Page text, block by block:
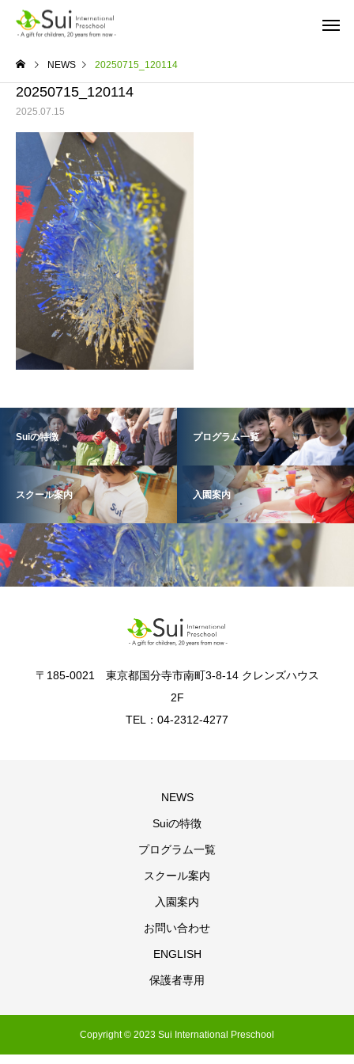
NEWS 20250715_120114
20250715_120114
2025.07.15
Suiの特徴 プログラム一覧
スクール案内 入園案内
〒185-0021 東京都国分寺市南町3-8-14 クレンズハウス
2F
TEL：04-2312-4277
NEWS
Suiの特徴
プログラム一覧
スクール案内
入園案内
お問い合わせ
ENGLISH
保護者専用
Copyright © 2023 Sui International Preschool